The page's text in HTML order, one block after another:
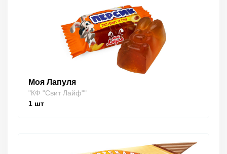
Моя Лапуля
"КФ "Свит Лайф""
1 шт